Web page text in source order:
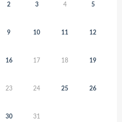
2 3 4 5
9 10 11 12
16 17 18 19
23 24 25 26
30 31